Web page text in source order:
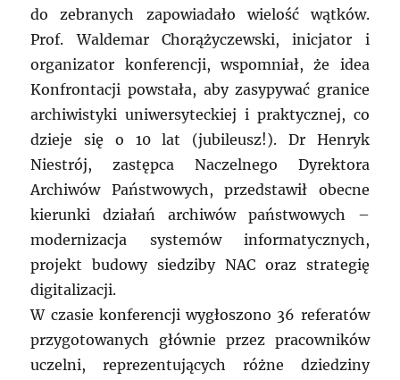
do zebranych zapowiadało wielość wątków.
Prof. Waldemar Chorążyczewski, inicjator i
organizator konferencji, wspomniał, że idea
Konfrontacji powstała, aby zasypywać granice
archiwistyki uniwersyteckiej i praktycznej, co
dzieje się o 10 lat (jubileusz!). Dr Henryk
Niestrój, zastępca Naczelnego Dyrektora
Archiwów Państwowych, przedstawił obecne
kierunki działań archiwów państwowych –
modernizacja systemów informatycznych,
projekt budowy siedziby NAC oraz strategię
digitalizacji.
W czasie konferencji wygłoszono 36 referatów
przygotowanych głównie przez pracowników
uczelni, reprezentujących różne dziedziny